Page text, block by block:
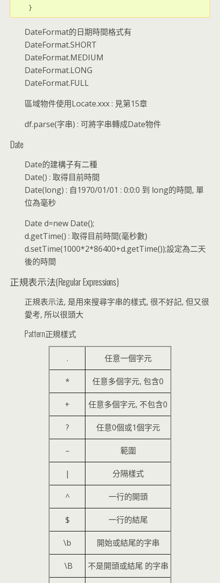
DateFormat的日期時間格式有
DateFormat.SHORT
DateFormat.MEDIUM
DateFormat.LONG
DateFormat.FULL
區域物件使用Locate.xxx : 見第15章
df.parse(字串) : 可將字串轉成Date物件
Date
Date的建構子有二種
Date() : 取得目前時間
Date(long) : 自1970/01/01 : 0:0:0 到 long的時間, 單
位為毫秒
Date d=new Date();
d.getTime() : 取得目前時間(毫秒數)
d.setTime(1000*2*86400+d.getTime());設定為二天
後的時間
正規表示法(Regular Expressions)
正規表示法, 是用來搜尋字串的樣式, 很不好記, 但又很
愛考, 所以很頭大
Pattern正規樣式
. 任意一個字元
* 任意多個字元, 包含0
+ 任意多個字元, 不包含0
? 任意0個或1個字元
– 範圍
| 分隔樣式
^ 一行的開頭
$ 一行的結尾
\b 開始或結尾的字串
\B 不是開頭或結尾 的字串